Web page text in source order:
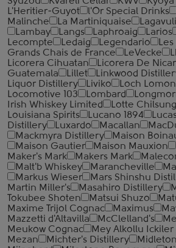
L'Heritier-Guyot
l'Or Special Drinks
Malinche
La Martiniquaise
Lambay
Langs Laphroaig Larios
Lecompte
Ledaig Legendario
Grands Chais de France
LeVecke
Licorera Cihuatan
Licorera De
Guatemala
Lillet Linkwood
Liquor Distillery
Liviko
Loch
Locomotive 103
Lombard
Irish Whiskey Limited
Lotte Chilsung
Louisiana Spirits
Lucano 1894
Distillery
Luxardo Macallan
Mackmyra Distillery
Maison
Maison Gautier
Maison Mauxion
Maker's Mark
Makers Mark
Malt'b Whiskey
Marancheville
Markus Wieser
Mars Shinshu
Martin Miller's
Masahiro Distillery
Tokubee Shoten
Matsui Shuzo
Maxime Trijol Cognac
Maximus
Mazzetti d'Altavilla
McClelland's
Meukow Cognac
Mey Alkollu Ickiler
Mezan
Michter's Distillery